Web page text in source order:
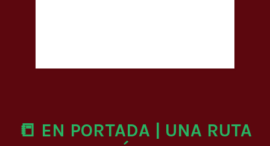
📒 EN PORTADA | UNA RUTA